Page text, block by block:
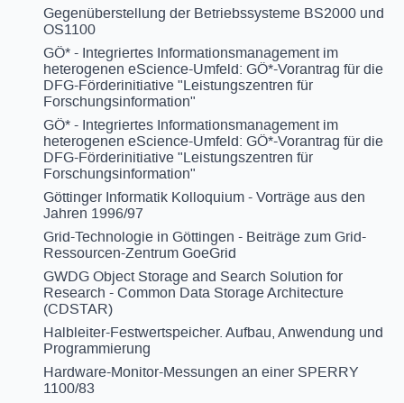
Gegenüberstellung der Betriebssysteme BS2000 und
OS1100
GÖ* - Integriertes Informationsmanagement im
heterogenen eScience-Umfeld: GÖ*-Vorantrag für die
DFG-Förderinitiative "Leistungszentren für
Forschungsinformation"
GÖ* - Integriertes Informationsmanagement im
heterogenen eScience-Umfeld: GÖ*-Vorantrag für die
DFG-Förderinitiative "Leistungszentren für
Forschungsinformation"
Göttinger Informatik Kolloquium - Vorträge aus den
Jahren 1996/97
Grid-Technologie in Göttingen - Beiträge zum Grid-
Ressourcen-Zentrum GoeGrid
GWDG Object Storage and Search Solution for
Research - Common Data Storage Architecture
(CDSTAR)
Halbleiter-Festwertspeicher. Aufbau, Anwendung und
Programmierung
Hardware-Monitor-Messungen an einer SPERRY
1100/83